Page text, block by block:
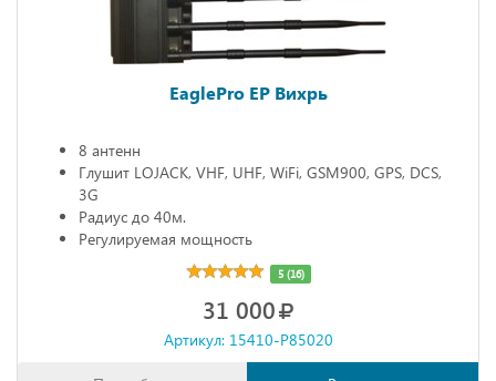
EaglePro EP Вихрь
8 антенн
Глушит LOJACK, VHF, UHF, WiFi, GSM900, GPS, DCS,
3G
Радиус до 40м.
Регулируемая мощность
5 (16)
31 000
Артикул: 15410-P85020